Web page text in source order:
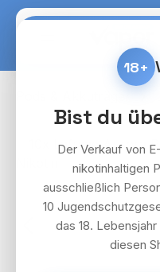
Zum Hauptinhalt
Bildergalerie
18+
Bist du
Der Verkauf von
nikotinhaltigen
ausschließlich
10
das 18.
diesen